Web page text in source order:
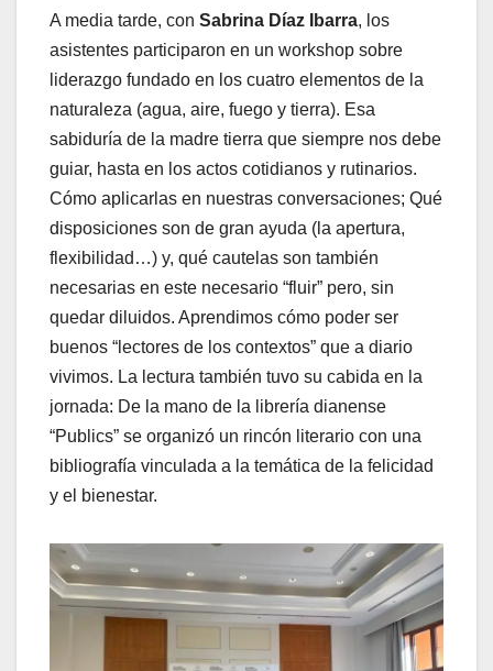
A media tarde, con Sabrina Díaz Ibarra, los
asistentes participaron en un workshop sobre
liderazgo fundado en los cuatro elementos de la
naturaleza (agua, aire, fuego y tierra). Esa
sabiduría de la madre tierra que siempre nos debe
guiar, hasta en los actos cotidianos y rutinarios.
Cómo aplicarlas en nuestras conversaciones; Qué
disposiciones son de gran ayuda (la apertura,
flexibilidad…) y, qué cautelas son también
necesarias en este necesario “fluir” pero, sin
quedar diluidos. Aprendimos cómo poder ser
buenos “lectores de los contextos” que a diario
vivimos. La lectura también tuvo su cabida en la
jornada: De la mano de la librería dianense
“Publics” se organizó un rincón literario con una
bibliografía vinculada a la temática de la felicidad
y el bienestar.